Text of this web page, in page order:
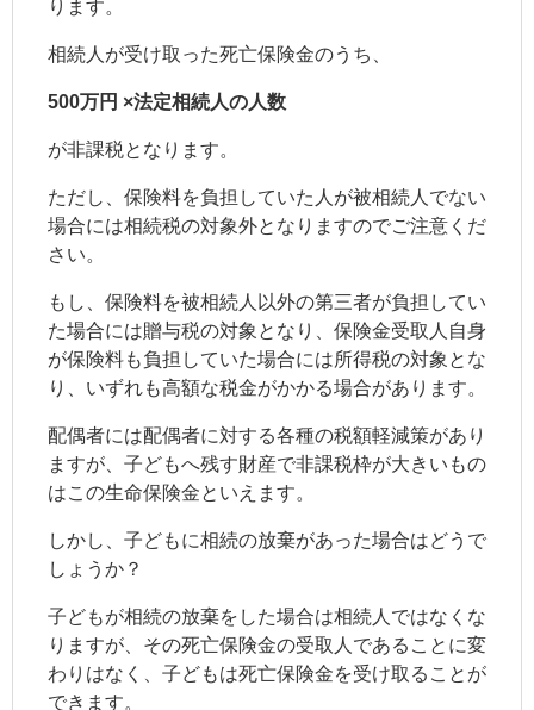
ります。
相続人が受け取った死亡保険金のうち、
500万円 ×法定相続人の人数
が非課税となります。
ただし、保険料を負担していた人が被相続人でない
場合には相続税の対象外となりますのでご注意くだ
さい。
もし、保険料を被相続人以外の第三者が負担してい
た場合には贈与税の対象となり、保険金受取人自身
が保険料も負担していた場合には所得税の対象とな
り、いずれも高額な税金がかかる場合があります。
配偶者には配偶者に対する各種の税額軽減策があり
ますが、子どもへ残す財産で非課税枠が大きいもの
はこの生命保険金といえます。
しかし、子どもに相続の放棄があった場合はどうで
しょうか？
子どもが相続の放棄をした場合は相続人ではなくな
りますが、その死亡保険金の受取人であることに変
わりはなく、子どもは死亡保険金を受け取ることが
できます。